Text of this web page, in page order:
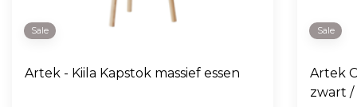
Sale
Artek - Kiila Kapstok massief essen
Sale
Artek
zwart